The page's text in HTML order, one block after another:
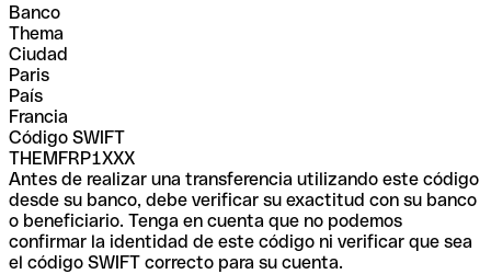
Banco
Thema
Ciudad
Paris
País
Francia
Código SWIFT
THEMFRP1XXX
Antes de realizar una transferencia utilizando este código
desde su banco, debe verificar su exactitud con su banco
o beneficiario. Tenga en cuenta que no podemos
confirmar la identidad de este código ni verificar que sea
el código SWIFT correcto para su cuenta.